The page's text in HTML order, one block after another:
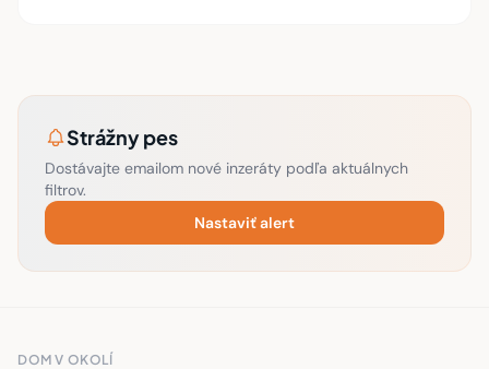
Strážny pes
Dostávajte emailom nové inzeráty podľa aktuálnych
filtrov.
Nastaviť alert
DOM V OKOLÍ